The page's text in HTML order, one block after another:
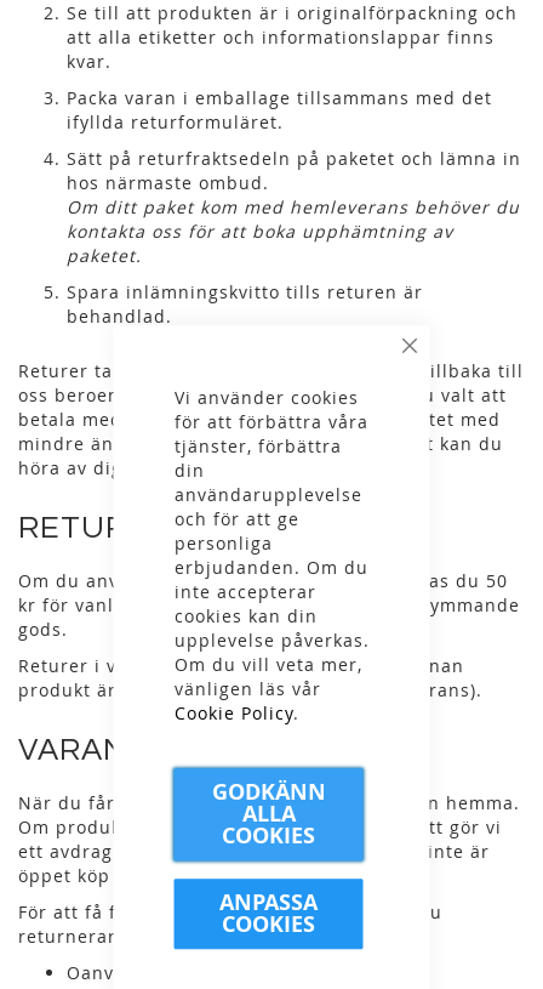
Stäng
Vi använder cookies
för att förbättra våra
tjänster, förbättra
din
användarupplevelse
och för att ge
personliga
erbjudanden. Om du
inte accepterar
cookies kan din
upplevelse påverkas.
Om du vill veta mer,
vänligen läs vår
Cookie Policy.
GODKÄNN
ALLA
COOKIES
ANPASSA
COOKIES
Se till att produkten är i originalförpackning och
att alla etiketter och informationslappar finns
kvar.
Packa varan i emballage tillsammans med det
ifyllda returformuläret.
Sätt på returfraktsedeln på paketet och lämna in
hos närmaste ombud.
Om ditt paket kom med hemleverans behöver du
kontakta oss för att boka upphämtning av
paketet.
Spara inlämningskvitto tills returen är
behandlad.
Returer tar olika lång tid innan de kommer tillbaka till
oss beroende på var du bor i Sverige. Om du valt att
betala med faktura och skickar tillbaka paketet med
mindre än 14 dagar kvar tills fakturan går ut kan du
höra av dig till oss så förlänger vi den.
RETURKOSTNAD
Om du använder vår returfraktsedel debiteras du 50
kr för vanliga paket respektive 199 kr för skrymmande
gods.
Returer i våra butiker alternativt byte till annan
produkt är kostnadsfria (gäller inte hemleverans).
VARANS SKICK
När du får en produkt kan du alltid testa den hemma.
Om produkten är använd på ett märkbart sätt gör vi
ett avdrag vid återbetalning. Notera att det inte är
öppet köp på använda produkter.
För att få full återbetalning bör produkten du
returnerar vara:
Oanvänd